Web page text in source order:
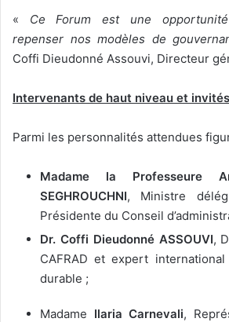
« Ce Forum est une
repenser nos modèles de
Coffi Dieudonné Assouvi, Directeur
Intervenants de haut niveau et invités
Parmi les personnalités attendues
Madame la Professeure
SEGHROUCHNI, Ministre
Présidente du Conseil
Dr. Coffi Dieudonné ASSOUVI,
CAFRAD et expert
durable ;
Madame Ilaria Carnevali,